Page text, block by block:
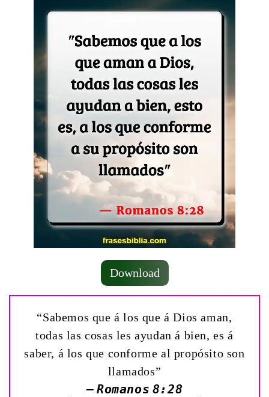
Download
“Sabemos que á los que á Dios aman,
todas las cosas les ayudan á bien, es á
saber, á los que conforme al propósito son
llamados”
— Romanos 8:28